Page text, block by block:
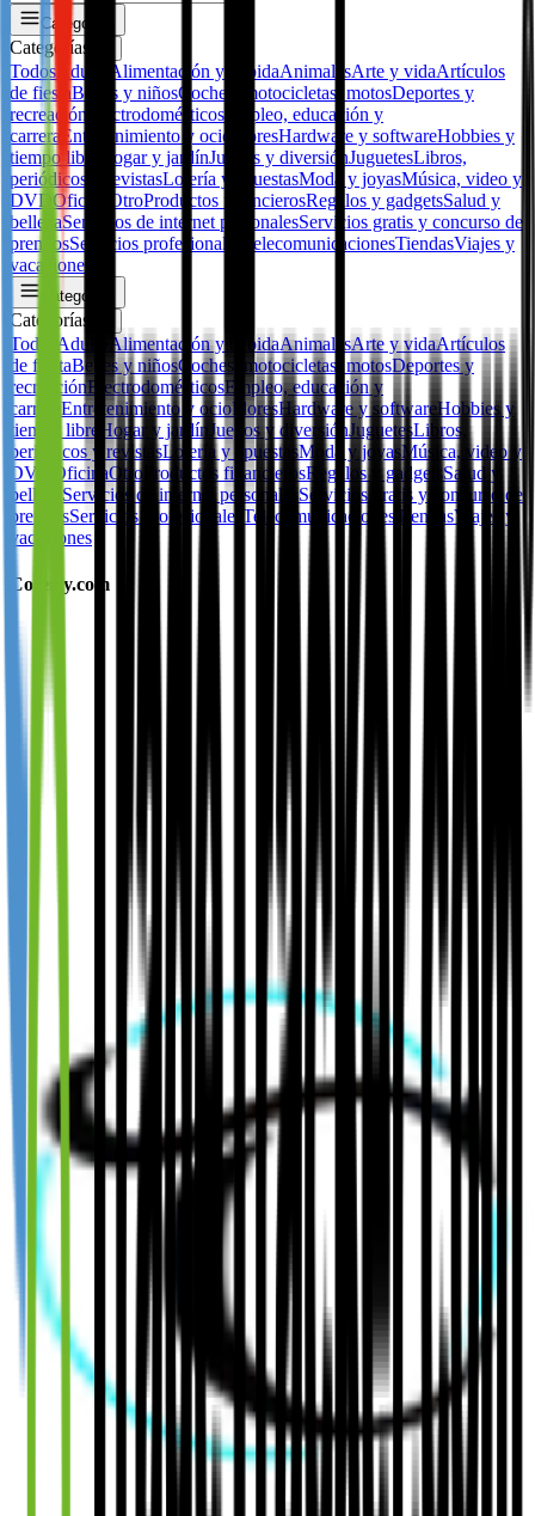
Categorías
Categorías
Todos Adulto Alimentación y bebidaAnimalesArte y vidaArtículos
de fiestaBebes y niñosCoches, motocicletas, motosDeportes y
recreación
Electrodomésticos Empleo, educación y
carrera Entretenimiento y ocio FloresHardware y softwareHobbies y
tiempo libre
Hogar y jardínJuegos y diversiónJuguetesLibros,
periódicos y revistasLotería y apuestasModa y joyasMúsica, video y
DVD Oficina OtroProductos financierosRegalos y gadgetsSalud y
bellezaServicios de internet personalesServicios gratis y concurso de
premiosServicios profesionales TelecomunicacionesTiendasViajes y
vacaciones
Categorías
Categorías
Todos Adulto Alimentación y bebidaAnimalesArte y vidaArtículos
de fiestaBebes y niñosCoches, motocicletas, motosDeportes y
recreaciónElectrodomésticosEmpleo, educación y
carrera Entretenimiento y ocioFloresHardware y softwareHobbies y
tiempo libre Hogar y jardín Juegos y diversiónJuguetesLibros,
periódicos y revistasLotería y apuestasModa y joyasMúsica, video y
DVD
OficinaOtro Productos financierosRegalos y gadgetsSalud y
belleza Servicios de internet personalesServicios gratis y concurso de
premiosServicios profesionales Telecomunicaciones TiendasViajes y
vacaciones
Coserty.com